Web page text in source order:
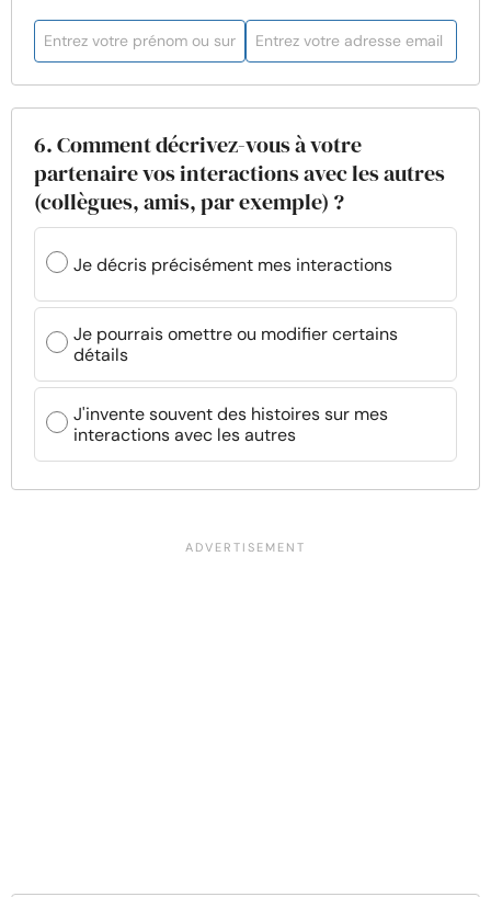
6. Comment décrivez-vous à votre
partenaire vos interactions avec les autres
(collègues, amis, par exemple) ?
Je décris précisément mes interactions
Je pourrais omettre ou modifier certains
détails
J'invente souvent des histoires sur mes
interactions avec les autres